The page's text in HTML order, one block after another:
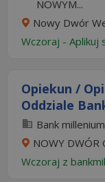
NOWYM...
Nowy Dwór
Wczoraj - Aplikuj
Opiekun /
Oddziale
Bank millenium
NOWY DWÓR
Wczoraj z